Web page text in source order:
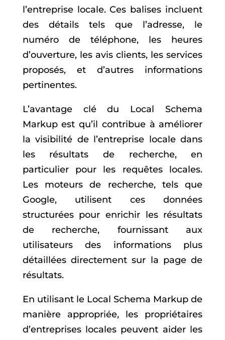
l’entreprise locale. Ces balises incluent
des détails tels que l’adresse, le
numéro de téléphone, les heures
d’ouverture, les avis clients, les services
proposés, et d’autres informations
pertinentes.
L’avantage clé du Local Schema
Markup est qu’il contribue à améliorer
la visibilité de l’entreprise locale dans
les résultats de recherche, en
particulier pour les requêtes locales.
Les moteurs de recherche, tels que
Google, utilisent ces données
structurées pour enrichir les résultats
de recherche, fournissant aux
utilisateurs des informations plus
détaillées directement sur la page de
résultats.
En utilisant le Local Schema Markup de
manière appropriée, les propriétaires
d’entreprises locales peuvent aider les